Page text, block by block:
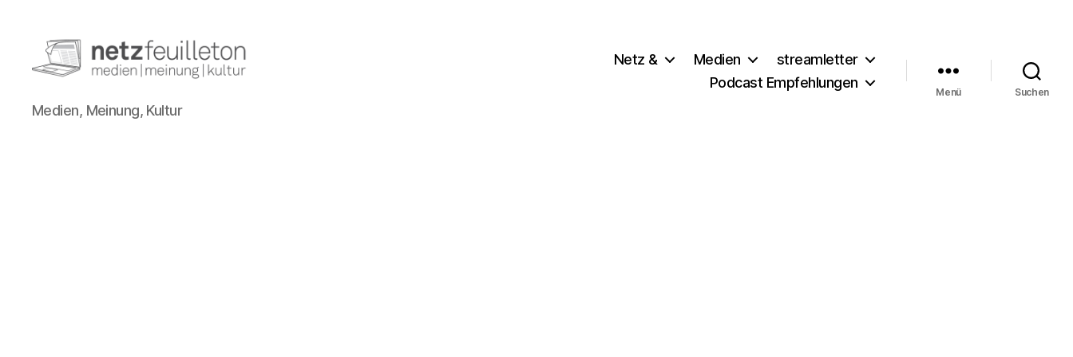
netzfeuilleton.de
Medien, Meinung, Kultur
Netz & Medien
streamletter
Podcast Empfehlungen
Menü Suchen